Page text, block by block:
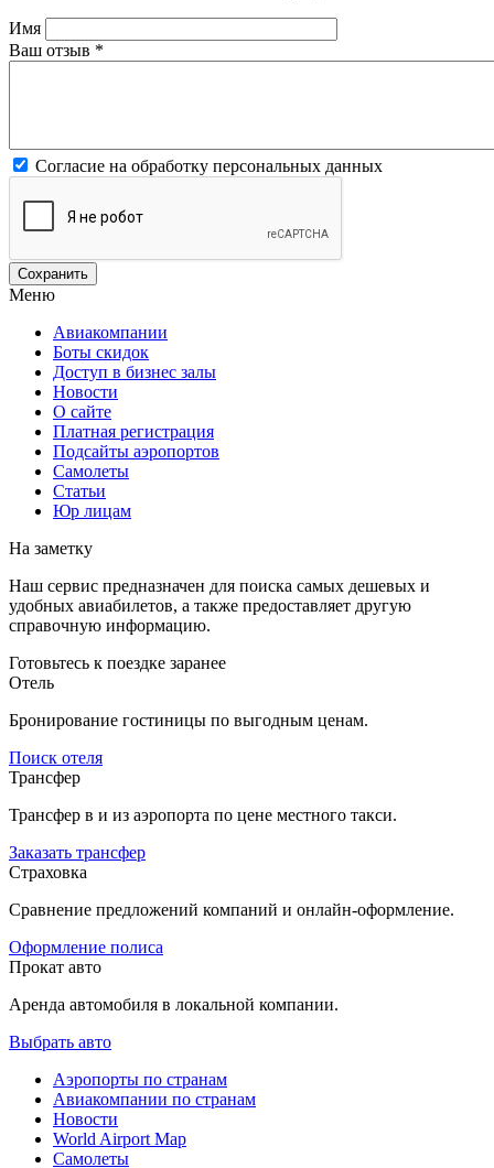
Имя
Ваш отзыв *
Согласие на обработку персональных данных
Меню
Авиакомпании
Боты скидок
Доступ в бизнес залы
Новости
О сайте
Платная регистрация
Подсайты аэропортов
Самолеты
Статьи
Юр лицам
На заметку
Наш сервис предназначен для поиска самых дешевых и
удобных авиабилетов, а также предоставляет другую
справочную информацию.
Готовьтесь к поездке заранее
Отель
Бронирование гостиницы по выгодным ценам.
Поиск отеля
Трансфер
Трансфер в и из аэропорта по цене местного такси.
Заказать трансфер
Страховка
Сравнение предложений компаний и онлайн-оформление.
Оформление полиса
Прокат авто
Аренда автомобиля в локальной компании.
Выбрать авто
Аэропорты по странам
Авиакомпании по странам
Новости
World Airport Map
Самолеты